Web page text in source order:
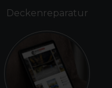
Deckenreparatur